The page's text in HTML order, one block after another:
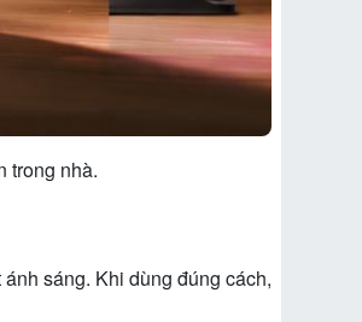
trong nhà.
sáng. Khi dùng đúng cách,